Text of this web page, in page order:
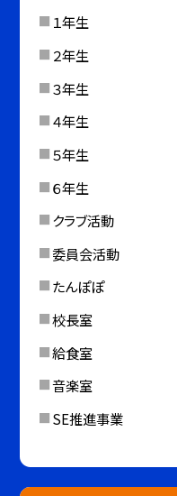
１年生
２年生
３年生
４年生
５年生
６年生
クラブ活動
委員会活動
たんぽぽ
校長室
給食室
音楽室
SE推進事業